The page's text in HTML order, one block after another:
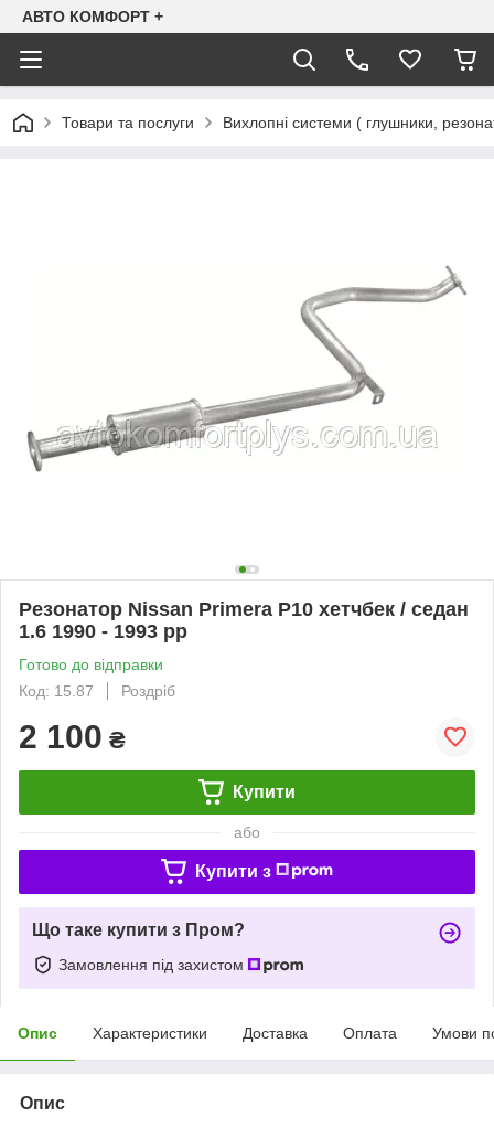
АВТО КОМФОРТ +
Товари та послуги Вихлопні системи ( глушники,
Резонатор Nissan Primera P10 хетчбек / седан
1.6 1990 - 1993 рр
Готово до відправки
Код: 15.87
Роздріб
2 100 ₴
Купити
або
Купити з
Що таке купити з Пром?
Замовлення під захистом
Опис Характеристики Доставка Оплата Умови
Опис